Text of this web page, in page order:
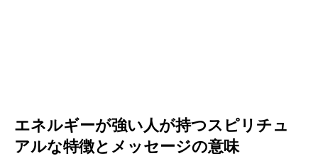
エネルギーが強い人が持つスピリチュ
アルな特徴とメッセージの意味